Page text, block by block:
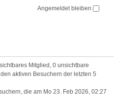
Angemeldet bleiben
Mitglied, 0 unsichtbare
aktiven Besuchern der letzten 5
die am Mo 23. Feb 2026, 02:27